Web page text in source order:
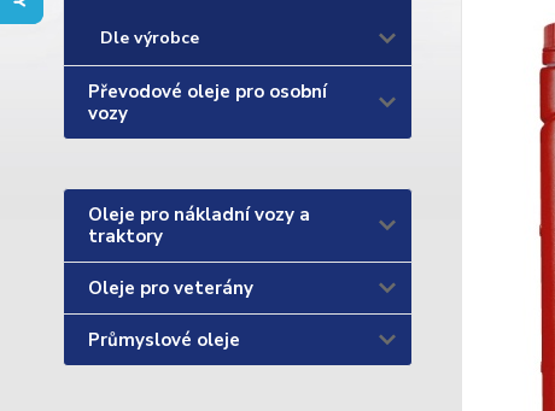
Dle výrobce
Převodové oleje pro osobní
vozy
Oleje pro nákladní vozy a
traktory
Oleje pro veterány
Průmyslové oleje